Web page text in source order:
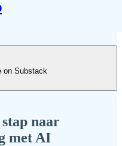
on Substack
naar
met AI